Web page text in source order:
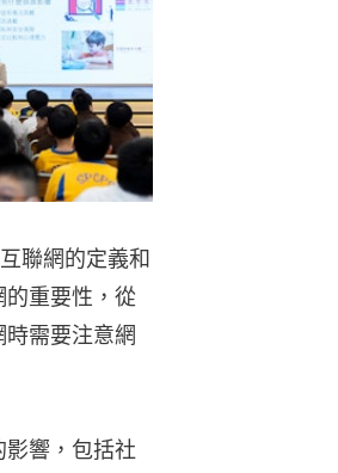
聯網的定義和
重要性，從
需要注意網
響，包括社